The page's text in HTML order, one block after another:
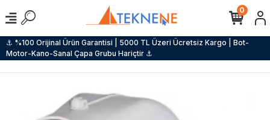
⚓ %100 Orijinal Ürün Garantisi | 5000 TL Üzeri Ücretsiz Kargo | Bot-
Motor-Kano-Sanal Çapa Grubu Hariçtir ⚓
0